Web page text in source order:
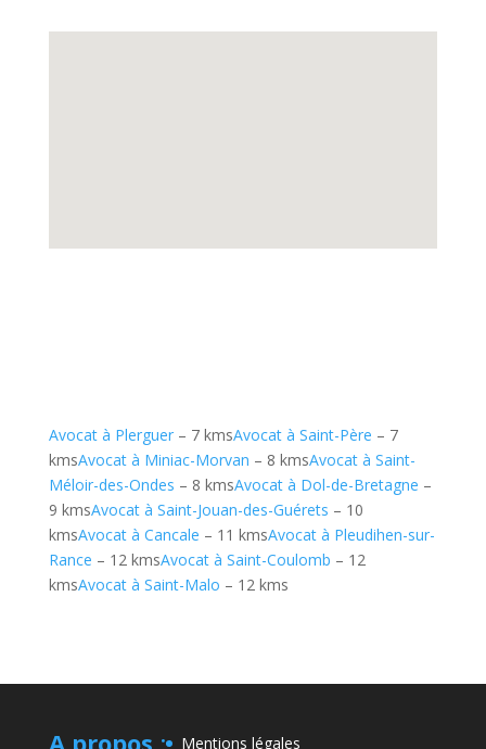
Avocat à Plerguer– 7 kmsAvocat à Saint-Père – 7
kmsAvocat à Miniac-Morvan – 8 kmsAvocat à Saint-
Méloir-des-Ondes – 8 kmsAvocat à Dol-de-Bretagne –
9 kmsAvocat à Saint-Jouan-des-Guérets – 10
kmsAvocat à Cancale – 11 kmsAvocat à Pleudihen-sur-
Rance – 12 kmsAvocat à Saint-Coulomb – 12
kmsAvocat à Saint-Malo – 12 kms
Mentions légales